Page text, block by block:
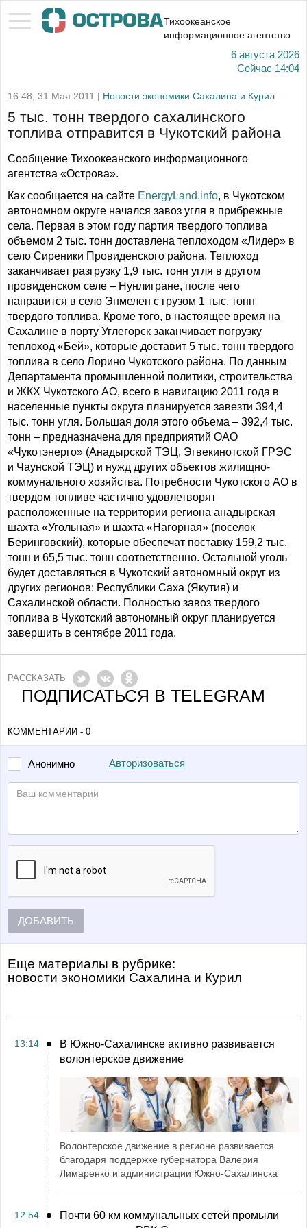
Тихоокеанское
информационное агентство
6 августа 2026
Сейчас 14:04
16:48, 31 Мая 2011 | Новости экономики Сахалина и Курил
5 тыс. тонн твердого сахалинского
топлива отправится в Чукотский района
Сообщение Тихоокеанского информационного
агентства «Острова».
Как сообщается на сайте EnergyLand.info, в Чукотском
автономном округе начался завоз угля в прибрежные
села. Первая в этом году партия твердого топлива
объемом 2 тыс. тонн доставлена теплоходом «Лидер» в
село Сиреники Провиденского района. Теплоход
заканчивает разгрузку 1,9 тыс. тонн угля в другом
провиденском селе – Нунлигране, после чего
направится в село Энмелен с грузом 1 тыс. тонн
твердого топлива. Кроме того, в настоящее время на
Сахалине в порту Углегорск заканчивает погрузку
теплоход «Бей», которые доставит 5 тыс. тонн твердого
топлива в село Лорино Чукотского района. По данным
Департамента промышленной политики, строительства
и ЖКХ Чукотского АО, всего в навигацию 2011 года в
населенные пункты округа планируется завезти 394,4
тыс. тонн угля. Большая доля этого объема – 392,4 тыс.
тонн – предназначена для предприятий ОАО
«Чукотэнерго» (Анадырской ТЭЦ, Эгвекинотской ГРЭС
и Чаунской ТЭЦ) и нужд других объектов жилищно-
коммунального хозяйства. Потребности Чукотского АО в
твердом топливе частично удовлетворят
расположенные на территории региона анадырская
шахта «Угольная» и шахта «Нагорная» (поселок
Беринговский), которые обеспечат поставку 159,2 тыс.
тонн и 65,5 тыс. тонн соответственно. Остальной уголь
будет доставляться в Чукотский автономный округ из
других регионов: Республики Саха (Якутия) и
Сахалинской области. Полностью завоз твердого
топлива в Чукотский автономный округ планируется
завершить в сентябре 2011 года.
РАССКАЗАТЬ
ПОДПИСАТЬСЯ В TELEGRAM
КОММЕНТАРИИ - 0
Анонимно Авторизоваться
ДОБАВИТЬ
Еще материалы в рубрике:
Новости экономики Сахалина и Курил
13:14
В Южно-Сахалинске активно развивается
волонтерское движение
Волонтерское движение в регионе развивается
благодаря поддержке губернатора Валерия
Лимаренко и администрации Южно-Сахалинска
12:54
Почти 60 км коммунальных сетей промыли